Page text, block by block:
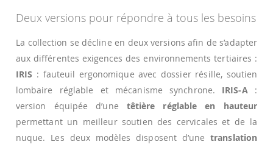
Deux versions pour répondre à tous les besoins
La collection se décline en deux versions afin de s’adapter
aux différentes exigences des environnements tertiaires :
IRIS : fauteuil ergonomique avec dossier résille, soutien
lombaire réglable et mécanisme synchrone. IRIS-A:
version équipée d’une têtière réglable en hauteur
permettant un meilleur soutien des cervicales et de la
nuque. Les deux modèles disposent d’unetranslation